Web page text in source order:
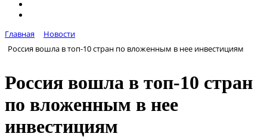
Главная
Новости
Россия вошла в топ-10 стран по вложенным в нее инвестициям
Россия вошла в топ-10 стран
по вложенным в нее
инвестициям